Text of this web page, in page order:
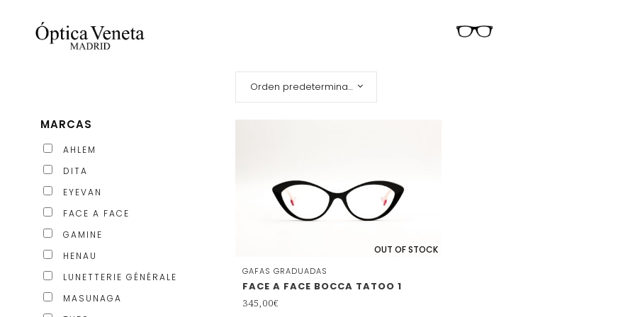
MARCAS
AHLEM
DITA
EYEVAN
FACE A FACE
GAMINE
HENAU
LUNETTERIE GÉNÉRALE
MASUNAGA
Orden predeterminado
OUT OF STOCK
GAFAS GRADUADAS
FACE A FACE BOCCA TATOO 1
345,00€